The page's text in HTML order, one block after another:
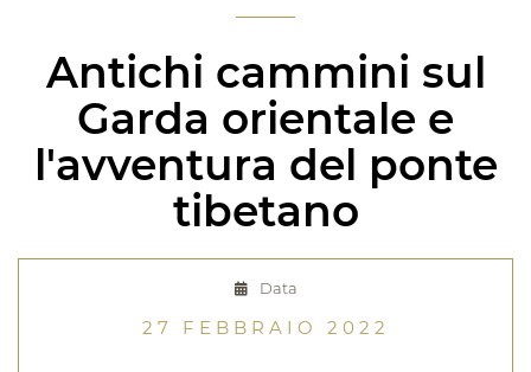
Antichi cammini sul
Garda orientale e
l'avventura del ponte
tibetano
Data
27 FEBBRAIO 2022